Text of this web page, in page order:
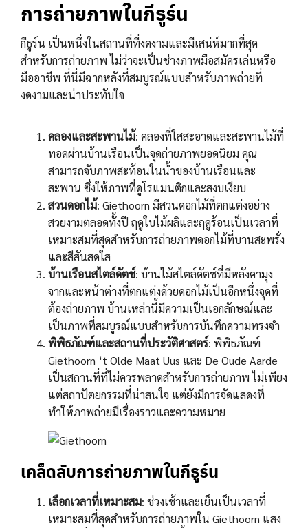
การถ่ายภาพในกีธูร์น
กีธูร์น เป็นหนึ่งในสถานที่ที่งดงามและมีเสน่ห์มากที่สุด
สำหรับการถ่ายภาพ ไม่ว่าจะเป็นช่างภาพมือสมัครเล่นหรือ
มืออาชีพ ที่นี่มีฉากหลังที่สมบูรณ์แบบสำหรับภาพถ่ายที่
งดงามและน่าประทับใจ
คลองและสะพานไม้: คลองที่ใสสะอาดและสะพานไม้ที่
ทอดผ่านบ้านเรือนเป็นจุดถ่ายภาพยอดนิยม คุณ
สามารถจับภาพสะท้อนในน้ำของบ้านเรือนและ
สะพาน ซึ่งให้ภาพที่ดูโรแมนติกและสงบเงียบ
สวนดอกไม้: Giethoorn มีสวนดอกไม้ที่ตกแต่งอย่าง
สวยงามตลอดทั้งปี ฤดูใบไม้ผลิและฤดูร้อนเป็นเวลาที่
เหมาะสมที่สุดสำหรับการถ่ายภาพดอกไม้ที่บานสะพรั่ง
และสีสันสดใส
บ้านเรือนสไตล์ดัตช์: บ้านไม้สไตล์ดัตช์ที่มีหลังคามุง
จากและหน้าต่างที่ตกแต่งด้วยดอกไม้เป็นอีกหนึ่งจุดที่
ต้องถ่ายภาพ บ้านเหล่านี้มีความเป็นเอกลักษณ์และ
เป็นภาพที่สมบูรณ์แบบสำหรับการบันทึกความทรงจำ
พิพิธภัณฑ์และสถานที่ประวัติศาสตร์: พิพิธภัณฑ์
Giethoorn ‘t Olde Maat Uus และ De Oude Aarde
เป็นสถานที่ที่ไม่ควรพลาดสำหรับการถ่ายภาพ ไม่เพียง
แต่สถาปัตยกรรมที่น่าสนใจ แต่ยังมีการจัดแสดงที่
ทำให้ภาพถ่ายมีเรื่องราวและความหมาย
เคล็ดลับการถ่ายภาพในกีธูร์น
เลือกเวลาที่เหมาะสม: ช่วงเช้าและเย็นเป็นเวลาที่
เหมาะสมที่สุดสำหรับการถ่ายภาพใน Giethoorn แสง